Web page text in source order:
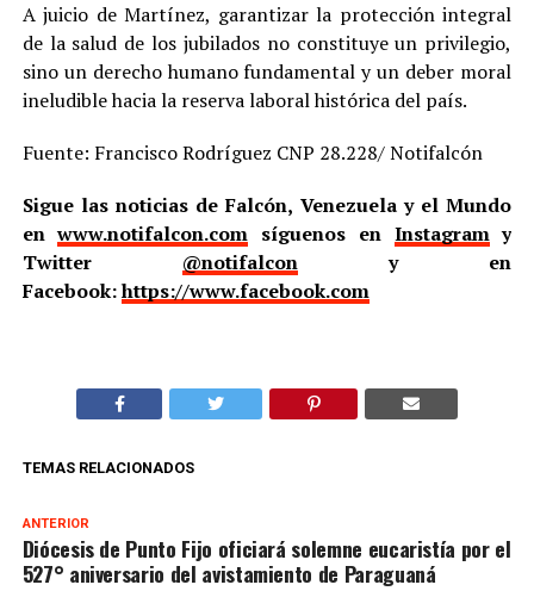
A juicio de Martínez, garantizar la protección integral
de la salud de los jubilados no constituye un privilegio,
sino un derecho humano fundamental y un deber moral
ineludible hacia la reserva laboral histórica del país.
Fuente: Francisco Rodríguez CNP 28.228/ Notifalcón
Sigue las noticias de Falcón, Venezuela y el Mundo
enwww.notifalcon.com síguenos en Instagramy
Twitter @notifalcony en
Facebook:https://www.facebook.com
TEMAS RELACIONADOS
ANTERIOR
Diócesis de Punto Fijo oficiará solemne eucaristía por el
527° aniversario del avistamiento de Paraguaná